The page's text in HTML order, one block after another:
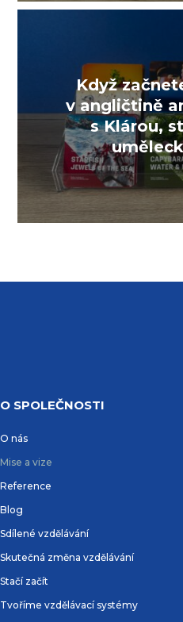
Když
v angličtině
s Klárou,
O SPOLEČNOSTI
O nás
Mise a vize
Reference
Blog
Sdílené vzdělávání
Skutečná změna vzdělávání
Stačí začít
Tvoříme vzdělávací systémy